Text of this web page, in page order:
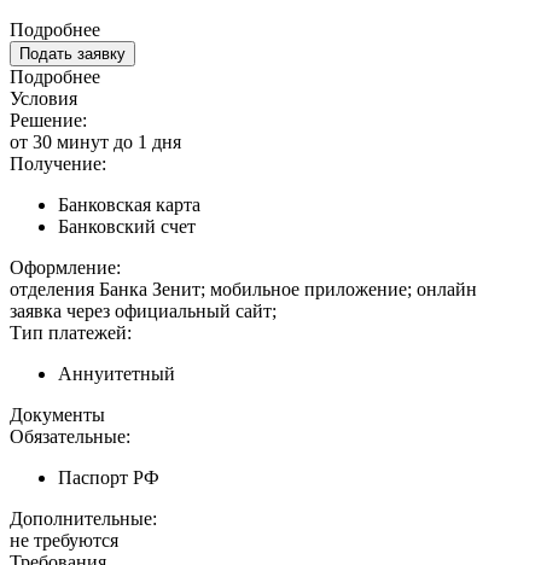
Подробнее
Подать заявку
Подробнее
Условия
Решение:
от 30 минут до 1 дня
Получение:
Банковская карта
Банковский счет
Оформление:
отделения Банка Зенит; мобильное приложение; онлайн
заявка через официальный сайт;
Тип платежей:
Аннуитетный
Документы
Обязательные:
Паспорт РФ
Дополнительные:
не требуются